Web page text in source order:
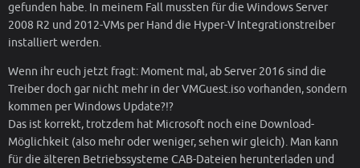
gefunden habe. In meinem Fall mussten für die Windows Server
2008 R2 und 2012-VMs per Hand die Hyper-V Integrationstreiber
installiert werden.
Wenn ihr euch jetzt fragt: Moment mal, ab Server 2016 sind die
Treiber doch gar nicht mehr in der VMGuest.iso vorhanden, sondern
kommen per Windows Update?!?
Das ist korrekt, trotzdem hat Microsoft noch eine Download-
Möglichkeit (also mehr oder weniger, sehen wir gleich). Man kann
für die älteren Betriebssysteme CAB-Dateien herunterladen und